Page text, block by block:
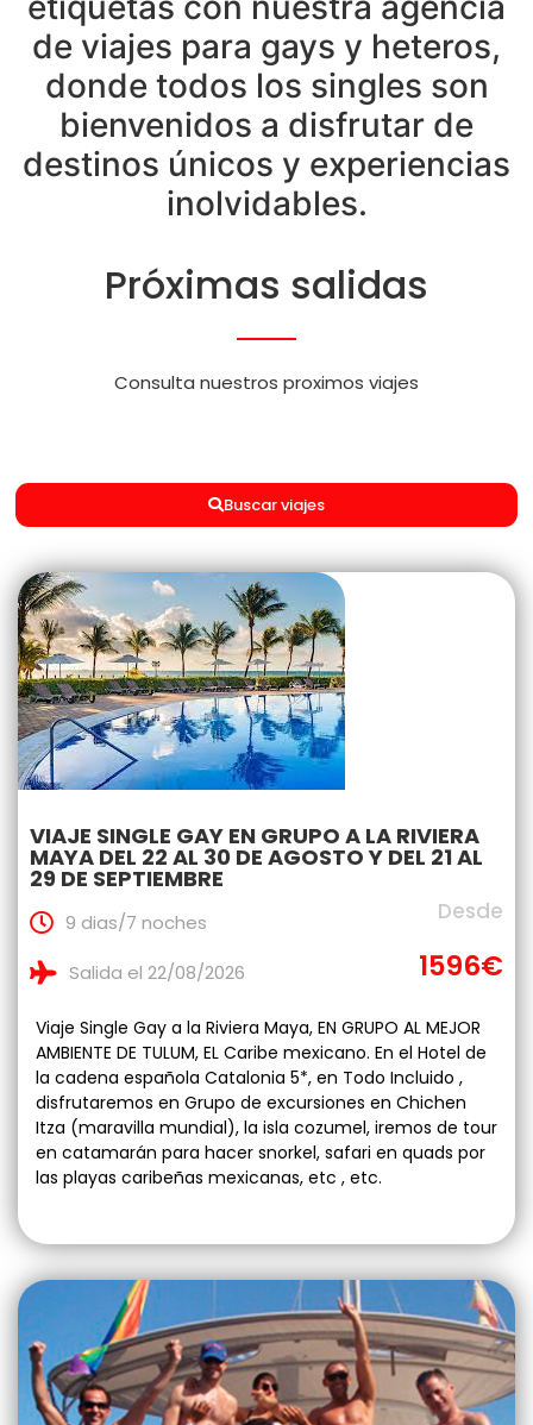
de viajes para gays y heteros,
donde todos los singles son
bienvenidos a disfrutar de
destinos únicos y experiencias
inolvidables.
Próximas salidas
Consulta nuestros proximos viajes
Buscar viajes
VIAJE SINGLE GAY EN GRUPO A LA RIVIERA
MAYA DEL 22 AL 30 DE AGOSTO Y DEL 21 AL
29 DE SEPTIEMBRE
9 dias/7 noches
Salida el 22/08/2026
Desde
1596€
Viaje Single Gay a la Riviera Maya, EN GRUPO AL MEJOR
AMBIENTE DE TULUM, EL Caribe mexicano. En el Hotel de
la cadena española Catalonia 5*, en Todo Incluido ,
disfrutaremos en Grupo de excursiones en Chichen
Itza (maravilla mundial), la isla cozumel, iremos de tour
en catamarán para hacer snorkel, safari en quads por
las playas caribeñas mexicanas, etc , etc.